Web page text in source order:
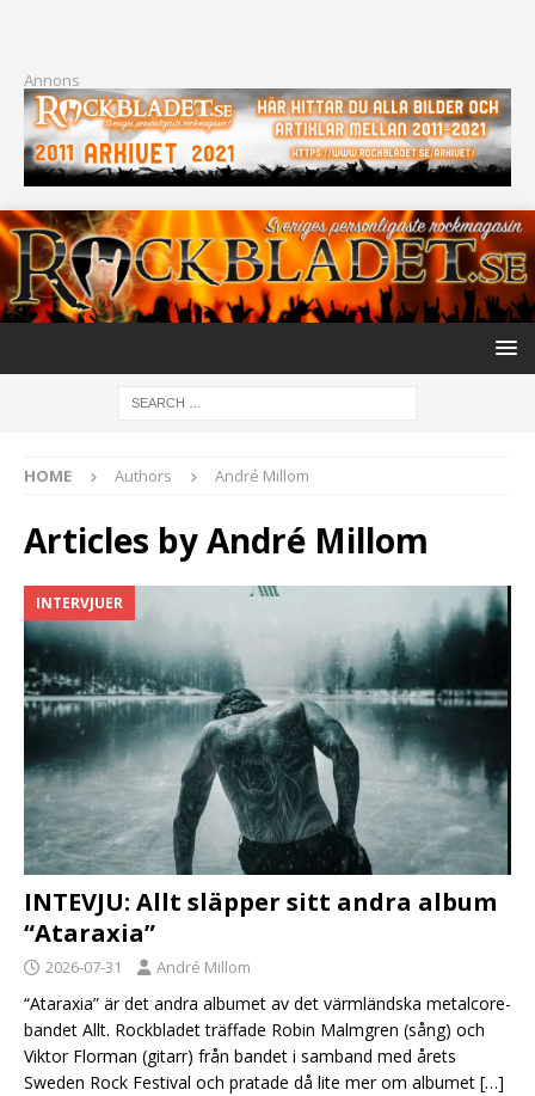
Annons
HOME Authors André Millom
Articles byAndré Millom
INTERVJUER
INTEVJU: Allt släpper sitt andra album
“Ataraxia”
2026-07-31 André Millom
“Ataraxia” är det andra albumet av det värmländska metalcore-
bandet Allt. Rockbladet träffade Robin Malmgren (sång) och
Viktor Florman (gitarr) från bandet i samband med årets
Sweden Rock Festival och pratade då lite mer om albumet […]